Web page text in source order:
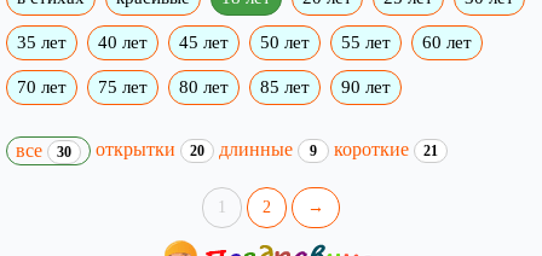
35 лет 40 лет 45 лет 50 лет 55 лет 60 лет
70 лет 75 лет 80 лет 85 лет 90 лет
все 30 открытки 20 длинные 9 короткие 21
1 2 →